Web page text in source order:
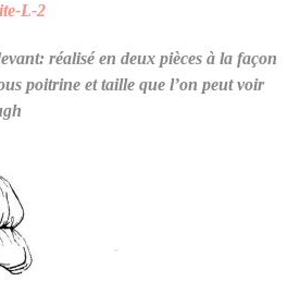
réalisé en deux pièces à la façon
poitrine et taille que l’on peut voir